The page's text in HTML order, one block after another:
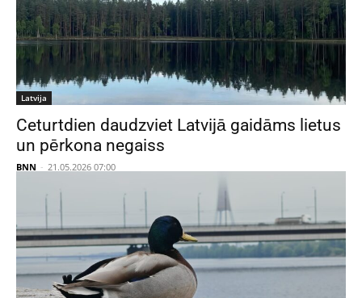
Latvija
Ceturtdien daudzviet Latvijā gaidāms lietus
un pērkona negaiss
BNN - 21.05.2026 07:00